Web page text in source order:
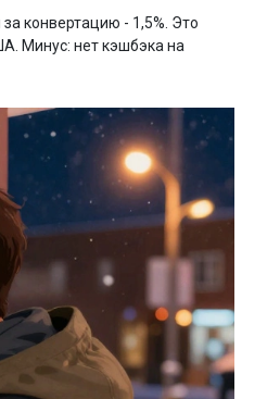
конвертацию - 1,5%. Это
Минус: нет кэшбэка на